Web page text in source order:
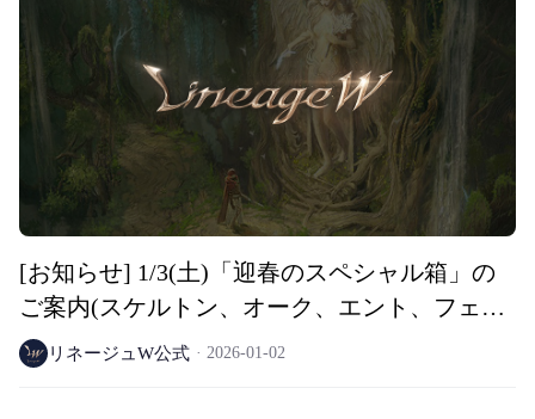
[お知らせ] 1/3(土)「迎春のスペシャル箱」の
ご案内(スケルトン、オーク、エント、フェイ
ラー ワールド除外)
リネージュW公式 2026-01-02